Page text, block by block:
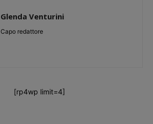
Glenda Venturini
Capo redattore
[rp4wp limit=4]